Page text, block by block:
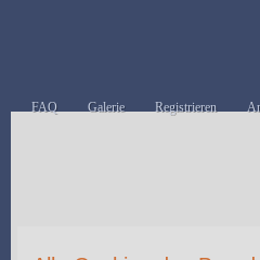
FAQ Galerie Registrieren